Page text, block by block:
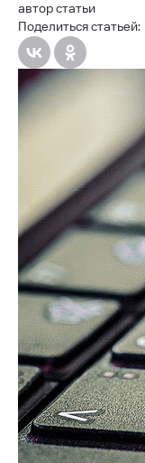
автор статьи
Поделиться статьей: